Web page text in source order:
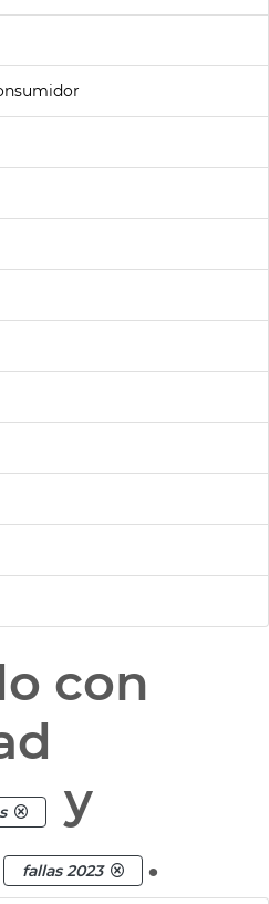
con
y
fallas 2023 .